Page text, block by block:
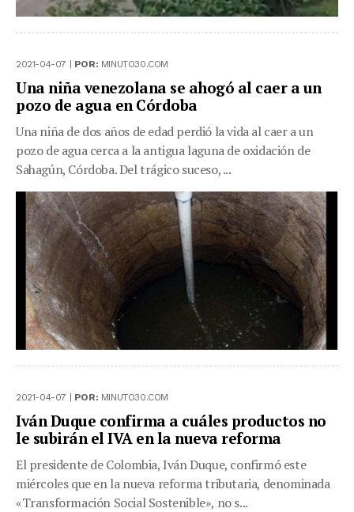
2021-04-07 | POR: MINUTO30.COM
Una niña venezolana se ahogó al caer a un
pozo de agua en Córdoba
Una niña de dos años de edad perdió la vida al caer a un
pozo de agua cerca a la antigua laguna de oxidación de
Sahagún, Córdoba. Del trágico suceso, ...
2021-04-07 | POR: MINUTO30.COM
Iván Duque confirma a cuáles productos no
le subirán el IVA en la nueva reforma
El presidente de Colombia, Iván Duque, confirmó este
miércoles que en la nueva reforma tributaria, denominada
«Transformación Social Sostenible», no s...